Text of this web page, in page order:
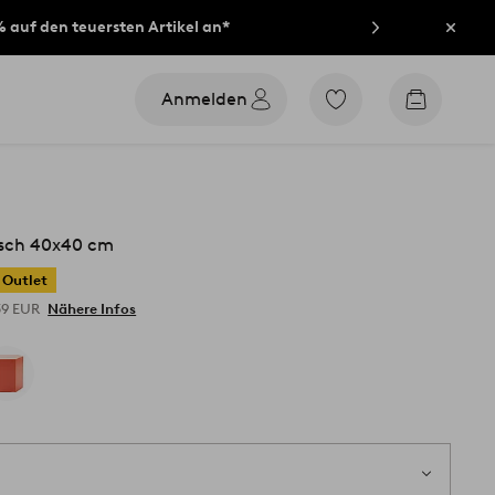
auf den teuersten Artikel an*
Anmelden
Zu
Zum
40x40 cm
Outlet
EUR Nähere Infos